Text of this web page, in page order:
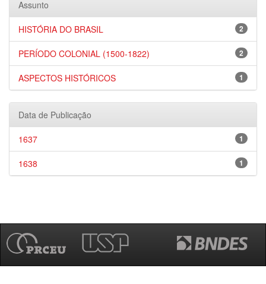
Assunto
2
HISTÓRIA DO BRASIL
2
PERÍODO COLONIAL (1500-1822)
1
ASPECTOS HISTÓRICOS
Data de Publicação
1
1637
1
1638